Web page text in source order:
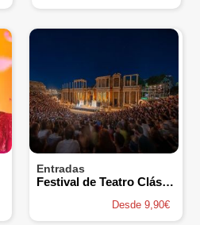
Entradas
Festival de Teatro Clásico de Mérida 2026
Desde 9,90€